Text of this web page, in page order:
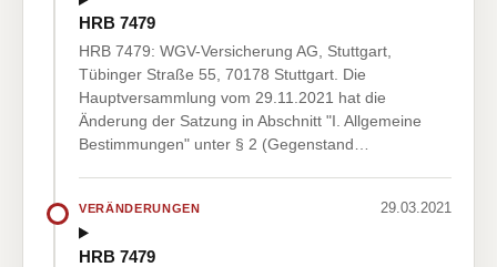
HRB 7479
HRB 7479: WGV-Versicherung AG, Stuttgart,
Tübinger Straße 55, 70178 Stuttgart. Die
Hauptversammlung vom 29.11.2021 hat die
Änderung der Satzung in Abschnitt "I. Allgemeine
Bestimmungen" unter § 2 (Gegenstand…
VERÄNDERUNGEN 29.03.2021
HRB 7479